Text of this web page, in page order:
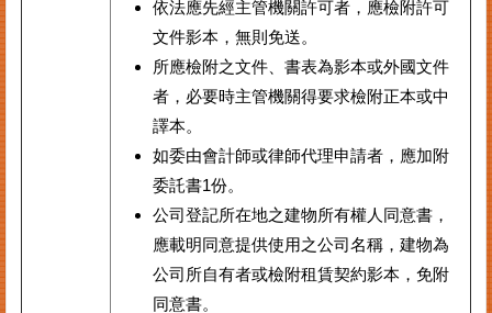
依法應先經主管機關許可者，應檢附許可
文件影本，無則免送。
所應檢附之文件、書表為影本或外國文件
者，必要時主管機關得要求檢附正本或中
譯本。
如委由會計師或律師代理申請者，應加附
委託書1份。
公司登記所在地之建物所有權人同意書，
應載明同意提供使用之公司名稱，建物為
公司所自有者或檢附租賃契約影本，免附
同意書。